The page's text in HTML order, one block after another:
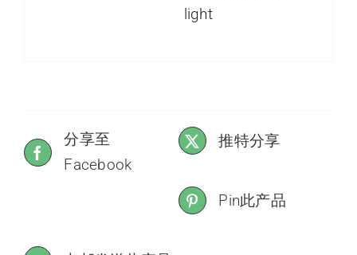
light
分享至
Facebook
推特分享
Pin此产品